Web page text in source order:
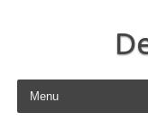
Skip to content